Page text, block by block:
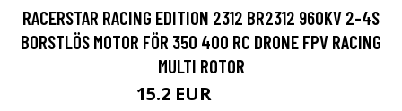
RACERSTAR RACING EDITION 2312 BR2312 960KV 2-4S
BORSTLÖS MOTOR FÖR 350 400 RC DRONE FPV RACING
MULTI ROTOR
15.2 EUR